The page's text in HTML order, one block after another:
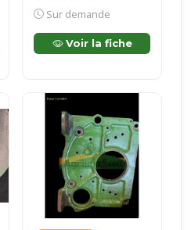
Sur demande
Voir la fiche